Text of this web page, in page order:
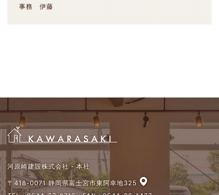
事務 伊藤
河原崎建設株式会社 - 本社
〒418-0071 静岡県富士宮市東阿幸地325